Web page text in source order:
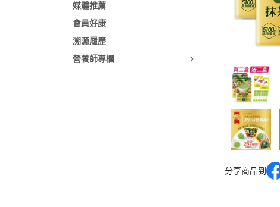
媒體推薦
會員好康
溯源履歷
營養師專欄
分享商品到